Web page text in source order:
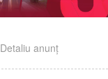
Detaliu anunţ